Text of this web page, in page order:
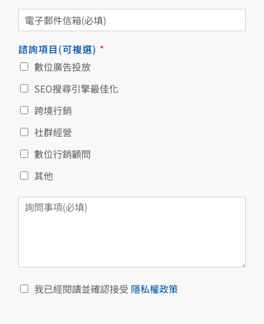
話
*
電
子
件
信
箱
*
諮詢項目(可複選) *
數位廣告投放
SEO搜尋引擎最佳化
跨境行銷
社群經營
數位行銷顧問
其他
詢
問
C
h
我已經閱讀並確認接受 隱私權政策